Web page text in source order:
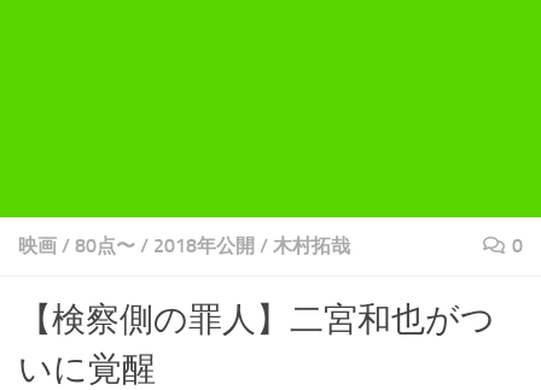
映画 / 80点〜 / 2018年公開 / 木村拓哉 0
【検察側の罪人】二宮和也がつ
いに覚醒